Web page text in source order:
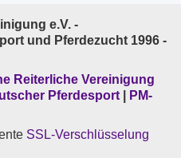
e.V. -
und Pferdezucht 1996 -
Reiterliche Vereinigung
Pferdesport
PM-
SSL-Verschlüsselung